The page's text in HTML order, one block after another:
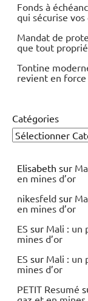
Fonds à
qui sécurise
Mandat de
que tout
Tontine
revient en force
Catégories
Elisabeth sur
en mines d’or
nikesfeld sur
en mines d’or
ES sur Mali : un
mines d’or
ES sur Mali : un
mines d’or
PETIT Resumé